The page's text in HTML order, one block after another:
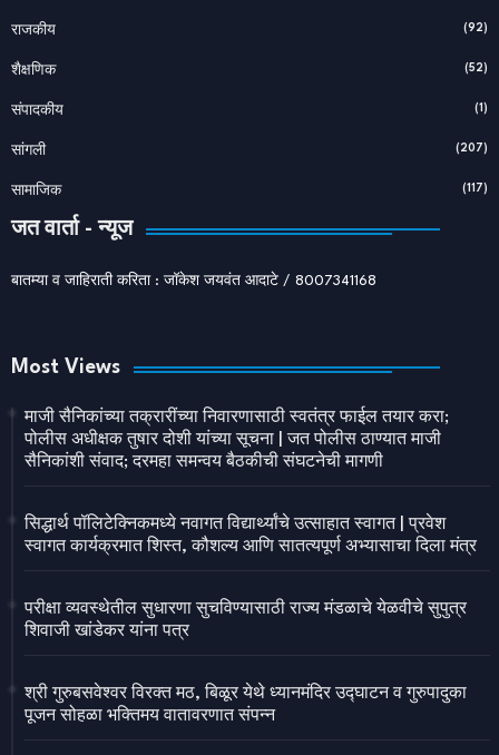
राजकीय (92)
शैक्षणिक (52)
संपादकीय (1)
सांगली (207)
सामाजिक (117)
जत वार्ता - न्यूज
बातम्या व जाहिराती करिता : जॉकेश जयवंत आदाटे / 8007341168
Most Views
माजी सैनिकांच्या तक्रारींच्या निवारणासाठी स्वतंत्र फाईल तयार करा;
पोलीस अधीक्षक तुषार दोशी यांच्या सूचना | जत पोलीस ठाण्यात माजी
सैनिकांशी संवाद; दरमहा समन्वय बैठकीची संघटनेची मागणी
सिद्धार्थ पॉलिटेक्निकमध्ये नवागत विद्यार्थ्यांचे उत्साहात स्वागत | प्रवेश
स्वागत कार्यक्रमात शिस्त, कौशल्य आणि सातत्यपूर्ण अभ्यासाचा दिला मंत्र
परीक्षा व्यवस्थेतील सुधारणा सुचविण्यासाठी राज्य मंडळाचे येळवीचे सुपुत्र
शिवाजी खांडेकर यांना पत्र
श्री गुरुबसवेश्वर विरक्त मठ, बिळूर येथे ध्यानमंदिर उद्घाटन व गुरुपादुका
पूजन सोहळा भक्तिमय वातावरणात संपन्न